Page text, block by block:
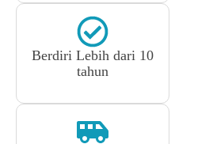
Berdiri Lebih dari 10
tahun